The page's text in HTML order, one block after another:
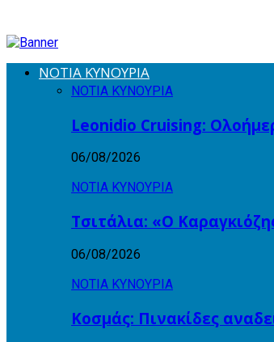
ΝΟΤΙΑ ΚΥΝΟΥΡΙΑ
ΝΟΤΙΑ ΚΥΝΟΥΡΙΑ
Leonidio Cruising:
06/08/2026
ΝΟΤΙΑ ΚΥΝΟΥΡΙΑ
Τσιτάλια: «Ο
06/08/2026
ΝΟΤΙΑ ΚΥΝΟΥΡΙΑ
Κοσμάς: Πινακίδες